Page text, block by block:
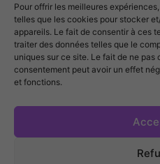
Pour offrir les meilleures
telles que les cookies pour stocker
appareils. Le fait de consentir à ces
traiter des données telles que le
uniques sur ce site. Le fait de ne pas
consentement peut avoir un effet
et fonctions.
10% OFF – Sign up!
I agree to receive marketing
Get My